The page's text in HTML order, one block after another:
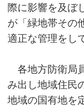
際に影響を及ぼ
が「緑地帯その
適正な管理をし
各地方防衛局
み出し地域住民
地域の国有地を